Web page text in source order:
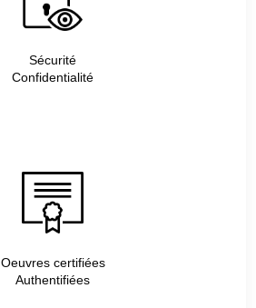
Sécurité
Confidentialité
Oeuvres certifiées
Authentifiées